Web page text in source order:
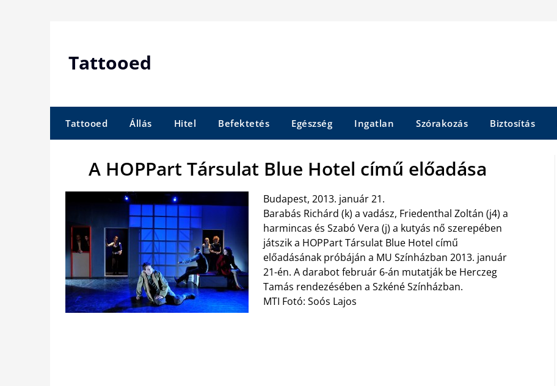
Tattooed
Tattooed Állás Hitel Befektetés Egészség Ingatlan Szórakozás Biztosítás
A HOPPart Társulat Blue Hotel című előadása
Budapest, 2013. január 21.
Barabás Richárd (k) a vadász, Friedenthal Zoltán (j4) a
harmincas és Szabó Vera (j) a kutyás nő szerepében
játszik a HOPPart Társulat Blue Hotel című
előadásának próbáján a MU Színházban 2013. január
21-én. A darabot február 6-án mutatják be Herczeg
Tamás rendezésében a Szkéné Színházban.
MTI Fotó: Soós Lajos